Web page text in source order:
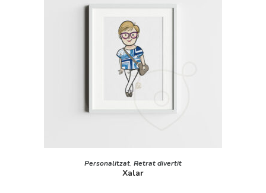
SELECT OPTIONS
Personalitzat, Retrat divertit
Xalar